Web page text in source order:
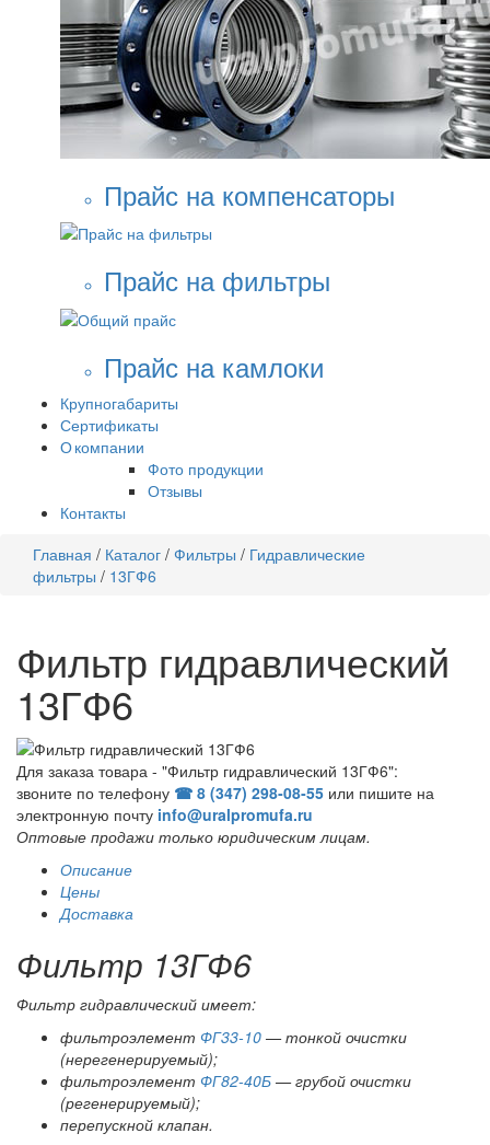
Прайс на компенсаторы
Прайс на фильтры
Прайс на камлоки
Крупногабариты
Сертификаты
О компании
Фото продукции
Отзывы
Контакты
Главная / Каталог / Фильтры / Гидравлические
фильтры / 13ГФ6
Фильтр гидравлический
13ГФ6
Для заказа товара - "Фильтр гидравлический 13ГФ6":
звоните по телефону ☎ 8 (347) 298‑08‑55 или пишите на
электронную почту info@uralpromufa.ru
Оптовые продажи только юридическим лицам.
Описание
Цены
Доставка
Фильтр 13ГФ6
Фильтр гидравлический имеет:
фильтроэлемент ФГ33-10 — тонкой очистки
(нерегенерируемый);
фильтроэлемент ФГ82-40Б — грубой очистки
(регенерируемый);
перепускной клапан.